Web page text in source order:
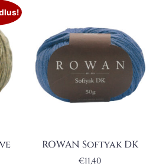
ROWAN Softyak DK
€11,40